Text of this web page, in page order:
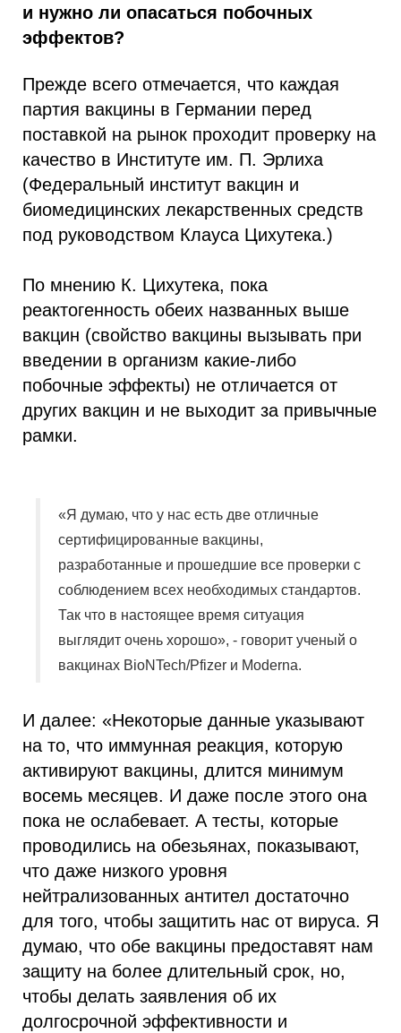
и нужно ли опасаться побочных
эффектов?
Прежде всего отмечается, что каждая
партия вакцины в Германии перед
поставкой на рынок проходит проверку на
качество в Институте им. П. Эрлиха
(Федеральный институт вакцин и
биомедицинских лекарственных средств
под руководством Клауса Цихутека.)
По мнению К. Цихутека, пока
реактогенность обеих названных выше
вакцин (свойство вакцины вызывать при
введении в организм какие-либо
побочные эффекты) не отличается от
других вакцин и не выходит за привычные
рамки.
«Я думаю, что у нас есть две отличные
сертифицированные вакцины,
разработанные и прошедшие все проверки с
соблюдением всех необходимых стандартов.
Так что в настоящее время ситуация
выглядит очень хорошо», - говорит ученый о
вакцинах BioNTech/Pfizer и Moderna.
И далее: «Некоторые данные указывают
на то, что иммунная реакция, которую
активируют вакцины, длится минимум
восемь месяцев. И даже после этого она
пока не ослабевает. А тесты, которые
проводились на обезьянах, показывают,
что даже низкого уровня
нейтрализованных антител достаточно
для того, чтобы защитить нас от вируса. Я
думаю, что обе вакцины предоставят нам
защиту на более длительный срок, но,
чтобы делать заявления об их
долгосрочной эффективности и